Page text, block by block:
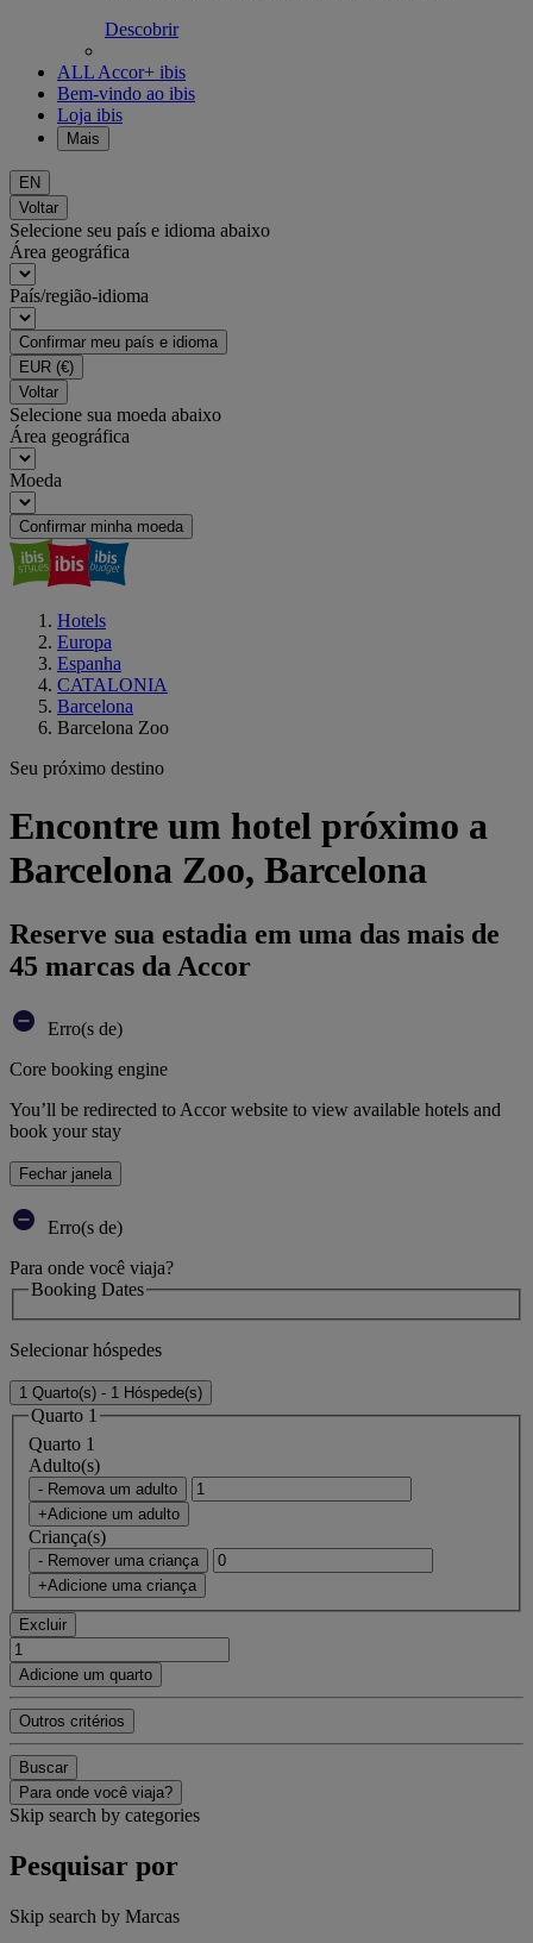
Descobrir
ALL Accor+ ibis
Bem-vindo ao ibis
Loja ibis
Mais
EN
Voltar
Selecione seu país e idioma abaixo
Área geográfica
País/região-idioma
Confirmar meu país e idioma
EUR (€)
Voltar
Selecione sua moeda abaixo
Área geográfica
Moeda
Confirmar minha moeda
Hotels
Europa
Espanha
CATALONIA
Barcelona
Barcelona Zoo
Seu próximo destino
Encontre um hotel próximo a
Barcelona Zoo, Barcelona
Reserve sua estadia em uma das mais de
45 marcas da Accor
Erro(s de)
Core booking engine
You’ll be redirected to Accor website to view available hotels and
book your stay
Fechar janela
Erro(s de)
Para onde você viaja?
Booking Dates
Selecionar hóspedes
1 Quarto(s) - 1 Hóspede(s)
Quarto 1
Quarto 1
Adulto(s)
- Remova um adulto
+Adicione um adulto
Criança(s)
- Remover uma criança
+Adicione uma criança
Excluir
Adicione um quarto
Outros critérios
Buscar
Para onde você viaja?
Skip search by categories
Pesquisar por
Skip search by Marcas